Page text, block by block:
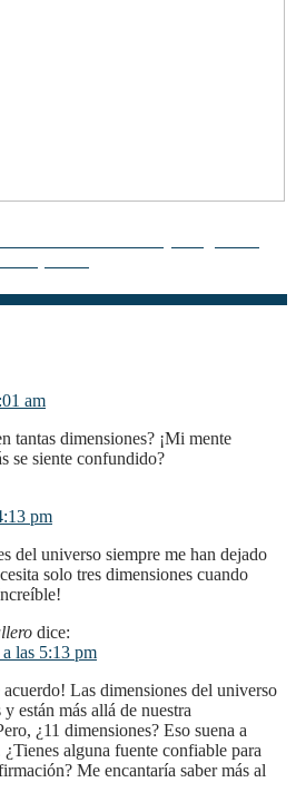
am
se siente confundido?
pm
solo tres dimensiones cuando
dice:
las 5:13 pm
están más allá de nuestra
¿11 dimensiones? Eso suena a
alguna fuente confiable para
Me encantaría saber más al